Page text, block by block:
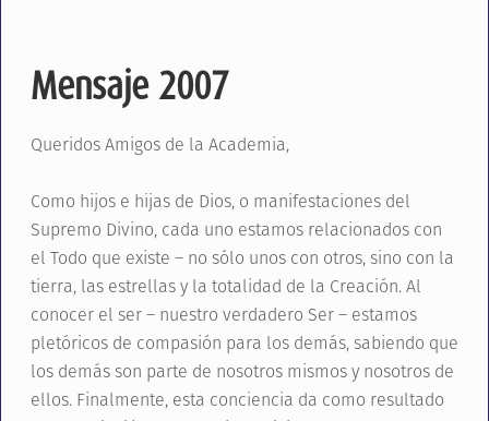
Mensaje 2007
Queridos Amigos de la Academia,
Como hijos e hijas de Dios, o manifestaciones del
Supremo Divino, cada uno estamos relacionados con
el Todo que existe – no sólo unos con otros, sino con la
tierra, las estrellas y la totalidad de la Creación. Al
conocer el ser – nuestro verdadero Ser – estamos
pletóricos de compasión para los demás, sabiendo que
los demás son parte de nosotros mismos y nosotros de
ellos. Finalmente, esta conciencia da como resultado